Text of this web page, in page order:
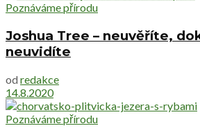
Poznáváme přírodu
Joshua Tree – neuvěříte,
neuvidíte
od redakce
14.8.2020
Poznáváme přírodu